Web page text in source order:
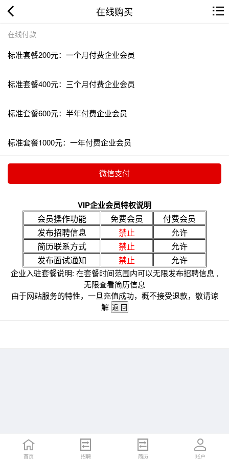
在线购买
在线付款
标准套餐200元：一个月付费企业会员
标准套餐400元：三个月付费企业会员
标准套餐600元：半年付费企业会员
标准套餐1000元：一年付费企业会员
VIP企业会员特权说明
会员操作功能 免费会员
付费会员
发布招聘信息
禁止
允许
简历联系方式
禁止
允许
发布面试通知
禁止 允许
企业入驻套餐说明: 在套餐时间范围内可以无限发布招聘信息 ,
无限查看简历信息
由于网站服务的特性，一旦充值成功，概不接受退款，敬请谅
解
首页 招聘 简历 账户